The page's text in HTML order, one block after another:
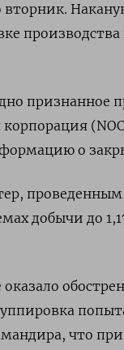
признанное
о
добычи до
что